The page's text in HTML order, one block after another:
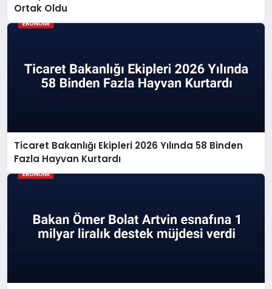
Ortak Oldu
Ticaret Bakanlığı Ekipleri 2026 Yılında 58 Binden
Fazla Hayvan Kurtardı